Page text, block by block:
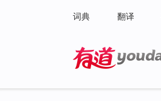
词典 翻译